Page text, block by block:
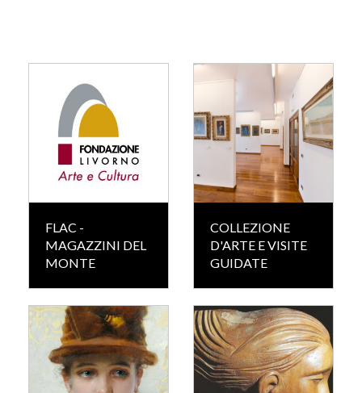
FLAC -
MAGAZZINI DEL
MONTE
COLLEZIONE
D'ARTE E VISITE
GUIDATE